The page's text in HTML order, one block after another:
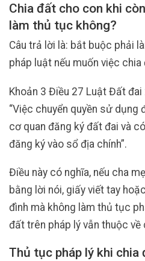
Chia đất cho con khi
làm thủ tục không?
Câu trả lời là: bắt buộc phải
pháp luật nếu muốn việc
Khoản 3 Điều 27 Luật Đất đai
“Việc chuyển quyền sử
cơ quan đăng ký đất đai và
đăng ký vào sổ địa chính”.
Điều này có nghĩa, nếu cha
bằng lời nói, giấy viết tay
đình mà không làm thủ tục
đất trên pháp lý vẫn thuộc về
Thủ tục pháp lý khi chia